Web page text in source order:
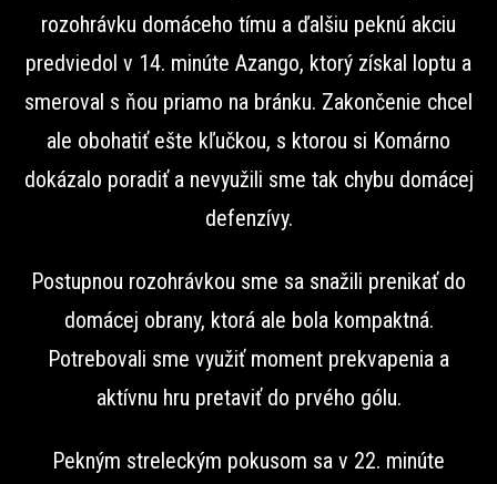
rozohrávku domáceho tímu a ďalšiu peknú akciu
predviedol v 14. minúte Azango, ktorý získal loptu a
smeroval s ňou priamo na bránku. Zakončenie chcel
ale obohatiť ešte kľučkou, s ktorou si Komárno
dokázalo poradiť a nevyužili sme tak chybu domácej
defenzívy.
Postupnou rozohrávkou sme sa snažili prenikať do
domácej obrany, ktorá ale bola kompaktná.
Potrebovali sme využiť moment prekvapenia a
aktívnu hru pretaviť do prvého gólu.
Pekným streleckým pokusom sa v 22. minúte